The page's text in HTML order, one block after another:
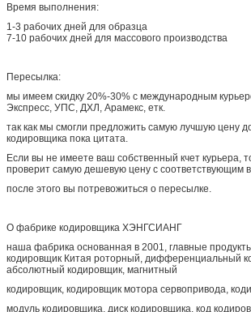
Время выполнения:
1-3 рабочих дней для образца
7-10 рабочих дней для массового производства
Пересылка:
мы имеем скидку 20%-30% с международным
Экспресс, УПС, ДХЛ, Арамекс, етк.
так как мы смогли предложить самую лучшую цену
кодировщика пока цитата.
Если вы не имеете ваш собственный кчет курьера,
проверит самую дешевую цену с соответствующим
после этого вы потревожиться о пересылке.
О фабрике кодировщика ХЭНГСИАНГ
наша фабрика основанная в 2001, главные
кодировщик Китая роторный, дифференциальный
абсолютный кодировщик, магнитный
кодировщик, кодировщик мотора сервопривода,
модуль кодировщика, диск кодировщика, код